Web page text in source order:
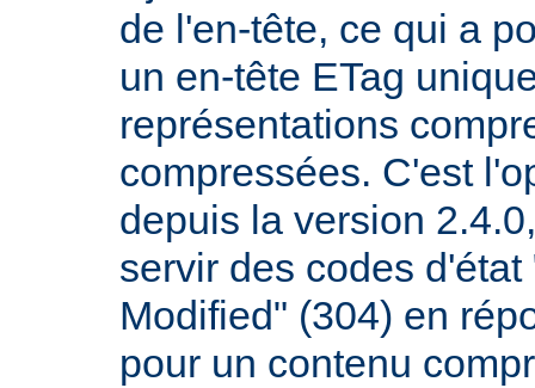
de l'en-tête, ce qui a
un en-tête ETag
représentations
compressées. C'est
depuis la version
servir des codes
Modified" (304) en
pour un contenu